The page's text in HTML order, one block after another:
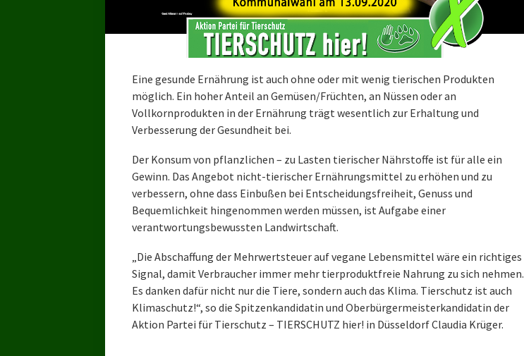
Eine gesunde Ernährung ist auch ohne oder mit wenig tierischen Produkten
möglich. Ein hoher Anteil an Gemüsen/Früchten, an Nüssen oder an
Vollkornprodukten in der Ernährung trägt wesentlich zur Erhaltung und
Verbesserung der Gesundheit bei.
Der Konsum von pflanzlichen – zu Lasten tierischer Nährstoffe ist für alle ein
Gewinn. Das Angebot nicht-tierischer Ernährungsmittel zu erhöhen und zu
verbessern, ohne dass Einbußen bei Entscheidungsfreiheit, Genuss und
Bequemlichkeit hingenommen werden müssen, ist Aufgabe einer
verantwortungsbewussten Landwirtschaft.
„Die Abschaffung der Mehrwertsteuer auf vegane Lebensmittel wäre ein richtiges
Signal, damit Verbraucher immer mehr tierproduktfreie Nahrung zu sich nehmen.
Es danken dafür nicht nur die Tiere, sondern auch das Klima. Tierschutz ist auch
Klimaschutz!“, so die Spitzenkandidatin und Oberbürgermeisterkandidatin der
Aktion Partei für Tierschutz – TIERSCHUTZ hier! in Düsseldorf Claudia Krüger.